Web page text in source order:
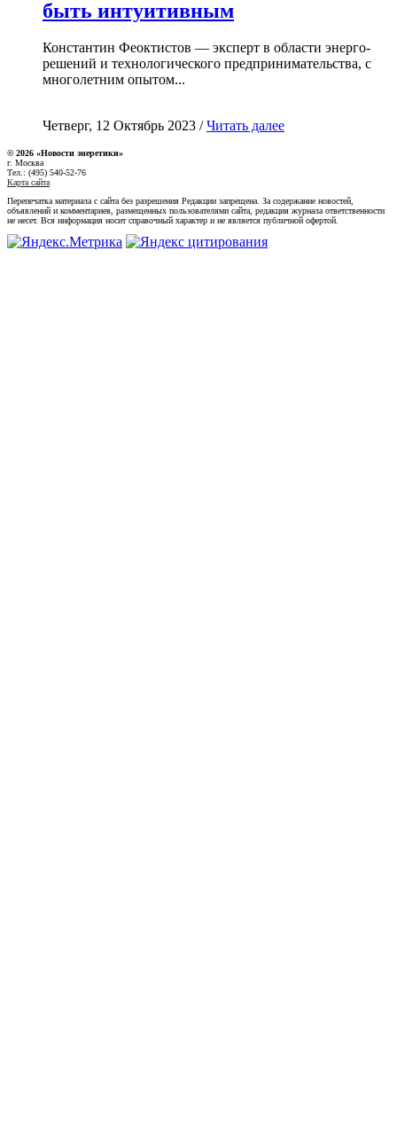
быть интуитивным
Константин Феоктистов — эксперт в области энерго-
решений и технологического предпринимательства, с
многолетним опытом...
Четверг, 12 Октябрь 2023 /Читать далее
© 2026 «Новости энеретики»
г. Москва
Тел.: (495) 540-52-76
Карта сайта
Перепечатка материала с сайта без разрешения Редакции запрещена. За содержание новостей,
объявлений и комментариев, размещенных пользователями сайта, редакция журнала ответственности
не несет. Вся информация носит справочный характер и не является публичной офертой.